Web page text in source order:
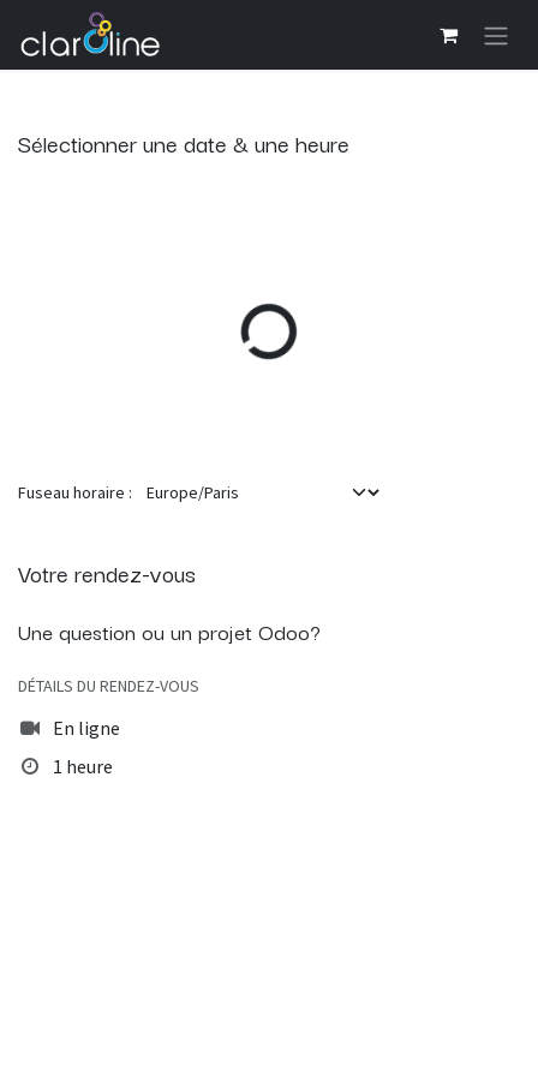
Se rendre au contenu
Sélectionner une date & une heure
Fuseau horaire :
Votre rendez-vous
Une question ou un projet Odoo?
DÉTAILS DU RENDEZ-VOUS
En ligne
1 heure